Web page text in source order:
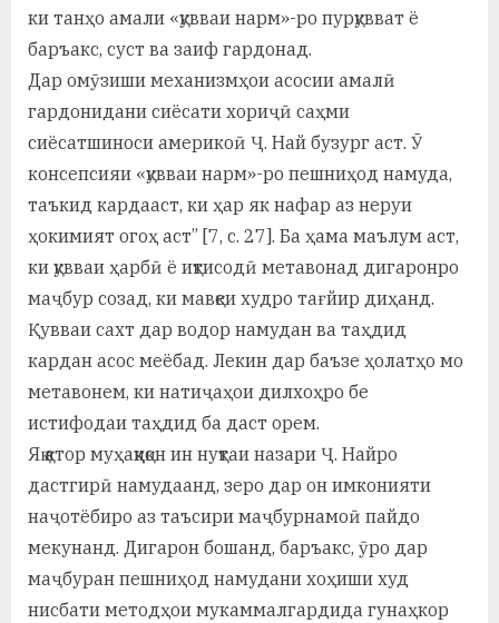
ки танҳо амали «қувваи нарм»-ро пурқувват ё
баръакс, суст ва заиф гардонад.
Дар омӯзиши механизмҳои асосии амалӣ
гардонидани сиёсати хориҷӣ саҳми
сиёсатшиноси америкоӣ Ҷ. Най бузург аст. Ӯ
консепсияи «қувваи нарм»-ро пешниҳод намуда,
таъкид кардааст, ки ҳар як нафар аз неруи
ҳокимият огоҳ аст” [7, с. 27]. Ба ҳама маълум аст,
ки қувваи ҳарбӣ ё иқтисодӣ метавонад дигаронро
маҷбур созад, ки мавқеи худро тағйир диҳанд.
Қувваи сахт дар водор намудан ва таҳдид
кардан асос меёбад. Лекин дар баъзе ҳолатҳо мо
метавонем, ки натиҷаҳои дилхоҳро бе
истифодаи таҳдид ба даст орем.
Яқ қатор муҳаққиқон ин нуқтаи назари Ҷ. Найро
дастгирӣ намудаанд, зеро дар он имконияти
наҷотёбиро аз таъсири маҷбурнамоӣ пайдо
мекунанд. Дигарон бошанд, баръакс, ӯро дар
маҷбуран пешниҳод намудани хоҳиши худ
нисбати методҳои мукаммалгардида гунаҳкор